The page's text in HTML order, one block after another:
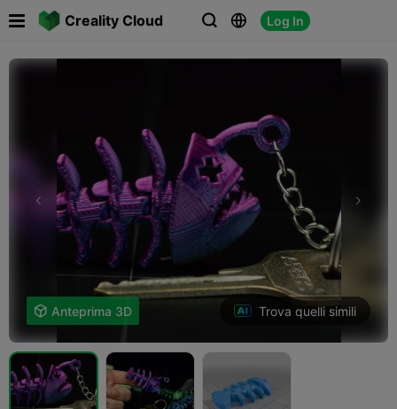
Creality Cloud   Log In
 
 Anteprima 3D Trova quelli simili